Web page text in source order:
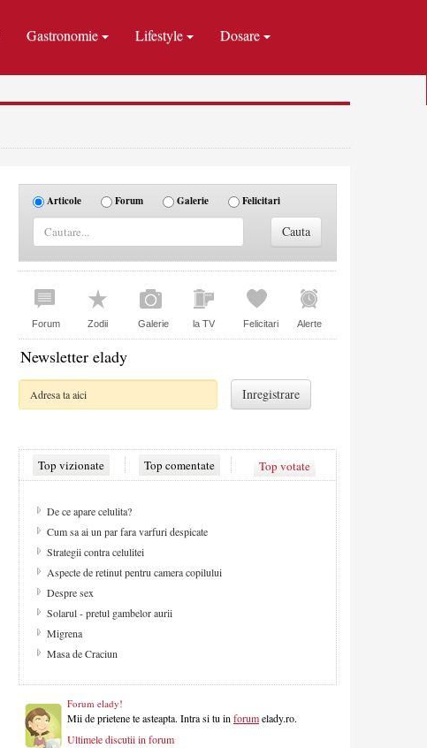
Gastronomie Lifestyle Dosare
Articole Forum Galerie Felicitari
Forum Zodii Galerie la TV Felicitari Alerte
Newsletter elady
Top vizionate Top comentate Top votate
De ce apare celulita?
Cum sa ai un par fara varfuri despicate
Strategii contra celulitei
Aspecte de retinut pentru camera copilului
Despre sex
Solarul - pretul gambelor aurii
Migrena
Masa de Craciun
Forum elady!
Mii de prietene te asteapta. Intra si tu inforumelady.ro.
Ultimele discutii in forum